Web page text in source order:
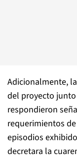
Adicionalmente,
del proyecto
respondieron
requerimientos
episodios
decretara la